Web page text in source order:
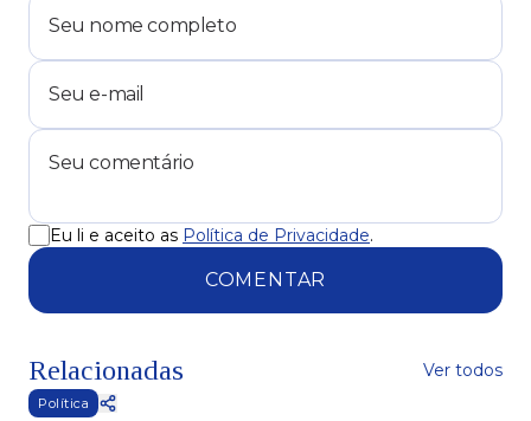
Eu li e aceito as Política de Privacidade.
COMENTAR
Relacionadas Ver todos
Política